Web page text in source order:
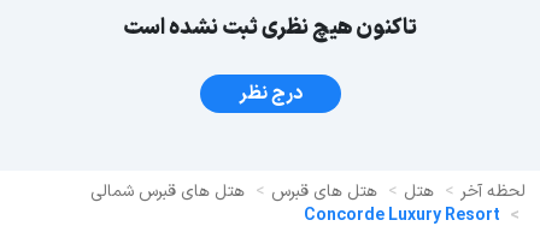
تاکنون هیچ نظری ثبت نشده است
درج نظر
لحظه آخر هتل هتل های قبرس
هتل های قبرس شمالی
Concorde Luxury Resort